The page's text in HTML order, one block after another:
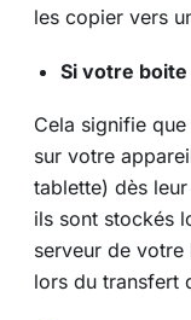
les copier vers
Si votre boite
Cela signifie
sur votre
tablette) dès
ils sont stockés
serveur de votre
lors du transfert